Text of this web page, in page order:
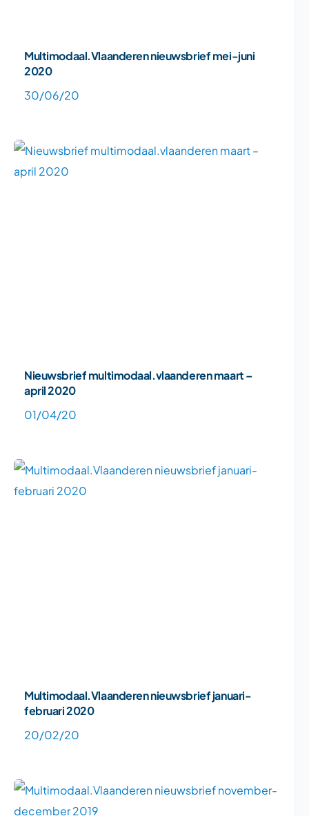
Multimodaal.Vlaanderen nieuwsbrief mei-juni
2020
30/06/20
Nieuwsbrief multimodaal.vlaanderen maart –
april 2020
01/04/20
Multimodaal.Vlaanderen nieuwsbrief januari-
februari 2020
20/02/20